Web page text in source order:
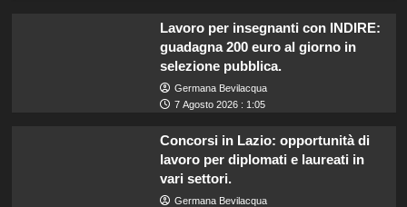
Lavoro per insegnanti con INDIRE:
guadagna 200 euro al giorno in
selezione pubblica.
Germana Bevilacqua
7 Agosto 2026 : 1:05
Concorsi in Lazio: opportunità di
lavoro per diplomati e laureati in
vari settori.
Germana Bevilacqua